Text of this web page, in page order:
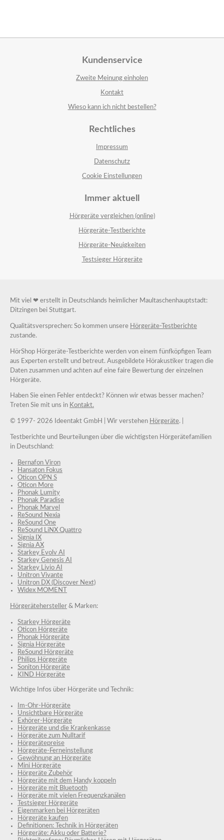
Kundenservice
Zweite Meinung einholen
Kontakt
Wieso kann ich nicht bestellen?
Rechtliches
Impressum
Datenschutz
Cookie Einstellungen
Immer aktuell
Hörgeräte vergleichen (online)
Hörgeräte-Testberichte
Hörgeräte-Neuigkeiten
Testsieger Hörgeräte
Mit viel ❤ erstellt in Deutschlands heimlicher Maultaschenhauptstadt:
Ditzingen bei Stuttgart.
Qualitätsversprechen: So kommen unsere Hörgeräte-Testberichte
zustande.
HörShop Hörgeräte-Testberichte werden von einem fünfköpfigen Team
aus Experten erstellt und betreut. Ausgebildete Hörakustiker tragen die
Daten zusammen und achten auf eine faire Bewertung der einzelnen
Hörgeräte.
Haben Sie einen Fehler entdeckt? Können wir etwas besser machen?
Treten Sie mit uns in Kontakt.
© 1997- 2026 Ideentakt GmbH | Wir verstehen Hörgeräte. |
Testberichte und Beurteilungen über die wichtigsten Hörgerätefamilien
in Deutschland:
Bernafon Viron
Hansaton Fokus
Oticon OPN S
Oticon More
Phonak Lumity
Phonak Paradise
Phonak Marvel
ReSound Nexia
ReSound One
ReSound LiNX Quattro
Signia IX
Signia AX
Starkey Evolv AI
Starkey Genesis AI
Starkey Livio AI
Unitron Vivante
Unitron DX (Discover Next)
Widex MOMENT
Hörgerätehersteller & Marken:
Starkey Hörgeräte
Oticon Hörgeräte
Phonak Hörgeräte
Signia Hörgeräte
ReSound Hörgeräte
Philips Hörgeräte
Soniton Hörgeräte
KIND Hörgeräte
Wichtige Infos über Hörgeräte und Technik:
Im-Ohr-Hörgeräte
Unsichtbare Hörgeräte
Exhörer-Hörgeräte
Hörgeräte und die Krankenkasse
Hörgeräte zum Nulltarif
Hörgerätepreise
Hörgeräte-Ferneinstellung
Gewöhnung an Hörgeräte
Mini Hörgeräte
Hörgeräte Zubehör
Hörgeräte mit dem Handy koppeln
Hörgeräte mit Bluetooth
Hörgeräte mit vielen Frequenzkanälen
Testsieger Hörgeräte
Eigenmarken bei Hörgeräten
Hörgeräte kaufen
Definitionen: Technik in Hörgeräten
Hörgeräte: Akku oder Batterie?